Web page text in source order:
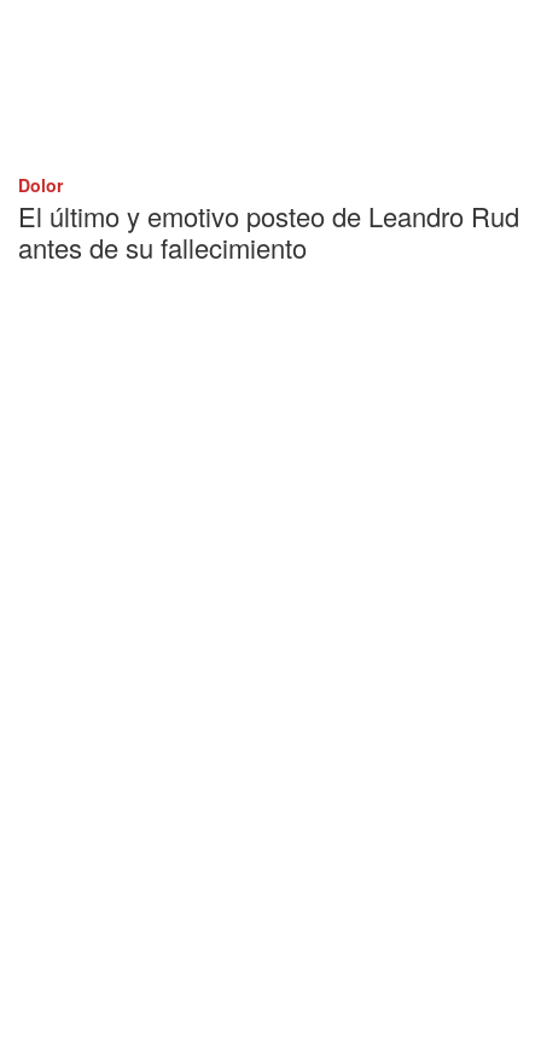
Dolor
El último y emotivo posteo de Leandro Rud
antes de su fallecimiento